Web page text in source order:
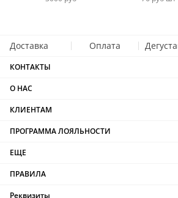
Доставка Оплата
КОНТАКТЫ
О НАС
КЛИЕНТАМ
ПРОГРАММА ЛОЯЛЬНОСТИ
ЕЩЕ
ПРАВИЛА
Реквизиты